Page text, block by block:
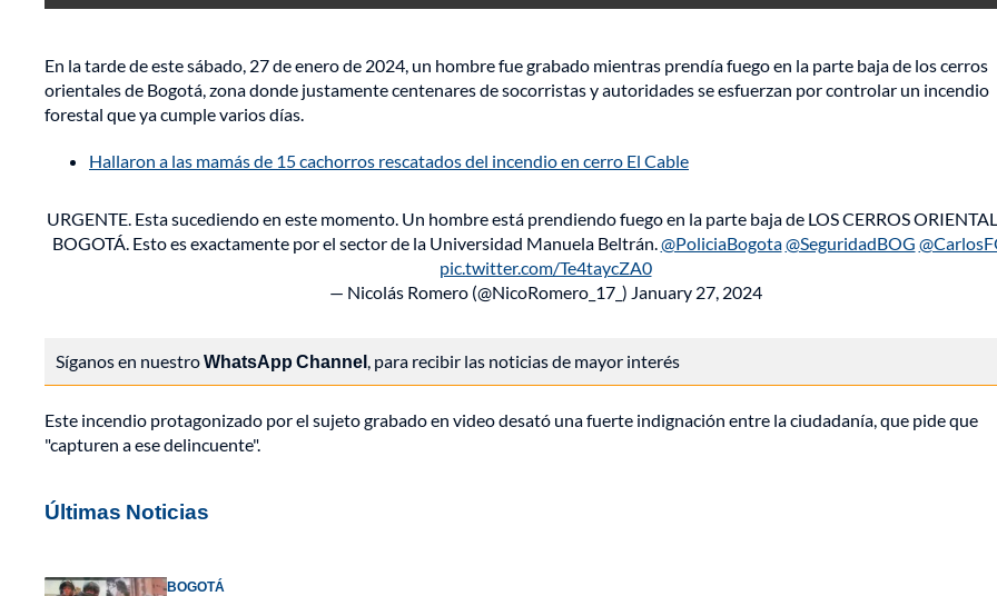
En la tarde de este sábado, 27 de enero de 2024, un hombre fue grabado mientras prendía fuego en la parte baja de los cerros
orientales de Bogotá, zona donde justamente centenares de socorristas y autoridades se esfuerzan por controlar un incendio
forestal que ya cumple varios días.
Hallaron a las mamás de 15 cachorros rescatados del incendio en cerro El Cable
URGENTE. Esta sucediendo en este momento. Un hombre está prendiendo fuego en la parte baja de LOS CERROS
BOGOTÁ. Esto es exactamente por el sector de la Universidad Manuela Beltrán.@PoliciaBogota@SeguridadBOG
pic.twitter.com/Te4taycZA0
— Nicolás Romero (@NicoRomero_17_) January 27, 2024
Síganos en nuestroWhatsApp Channel, para recibir las noticias de mayor interés
Este incendio protagonizado por el sujeto grabado en video desató una fuerte indignación entre la ciudadanía, que pide que
"capturen a ese delincuente".
Últimas Noticias
BOGOTÁ